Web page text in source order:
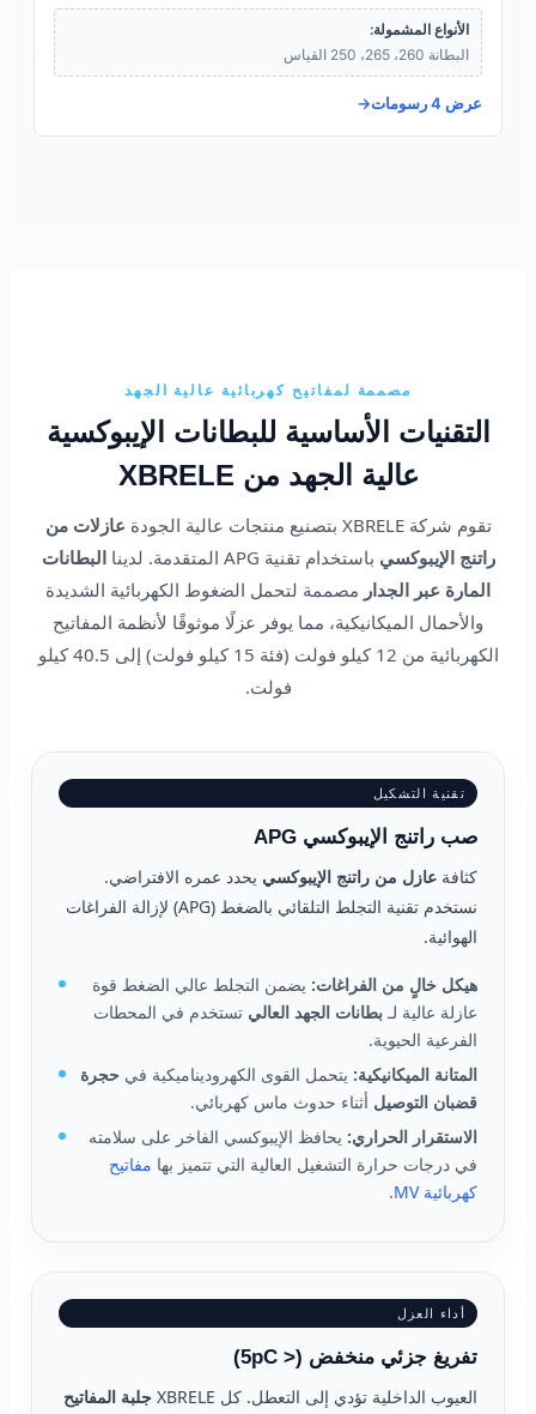
الأنواع المشمولة:
البطانة 260، 265، 250 القياس
عرض 4 رسومات
مصممة لمفاتيح كهربائية عالية الجهد
التقنيات الأساسية للبطانات الإيبوكسية
عالية الجهد من XBRELE
تقوم شركة XBRELE بتصنيع منتجات عالية الجودة
عازلات من
راتنج الإيبوكسي باستخدام تقنية APG المتقدمة. لدينا
البطانات
المارة عبر الجدار مصممة لتحمل الضغوط الكهربائية الشديدة
والأحمال الميكانيكية، مما يوفر عزلًا موثوقًا لأنظمة المفاتيح
الكهربائية من 12 كيلو فولت (فئة 15 كيلو فولت) إلى 40.5 كيلو
فولت.
تقنية التشكيل
صب راتنج الإيبوكسي APG
كثافة عازل من راتنج الإيبوكسي يحدد عمره الافتراضي.
نستخدم تقنية التجلط التلقائي بالضغط (APG) لإزالة الفراغات
الهوائية.
هيكل خالٍ من الفراغات: يضمن التجلط عالي الضغط قوة
عازلة عالية لـبطانات الجهد العالي تستخدم في المحطات
الفرعية الحيوية.
المتانة الميكانيكية: يتحمل القوى الكهروديناميكية في حجرة
قضبان التوصيل أثناء حدوث ماس كهربائي.
الاستقرار الحراري: يحافظ الإيبوكسي الفاخر على سلامته
في درجات حرارة التشغيل العالية التي تتميز بها مفاتيح
كهربائية MV
.
أداء العزل
تفريغ جزئي منخفض (< 5pC)
العيوب الداخلية تؤدي إلى التعطل. كل XBRELE
جلبة المفاتيح